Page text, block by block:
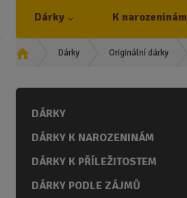
Dárky K narozeninám
Ú
n
s
a
Dárky Originální dárky
DÁRKY
DÁRKY K NAROZENINÁM
DÁRKY K PŘÍLEŽITOSTEM
DÁRKY PODLE ZÁJMŮ